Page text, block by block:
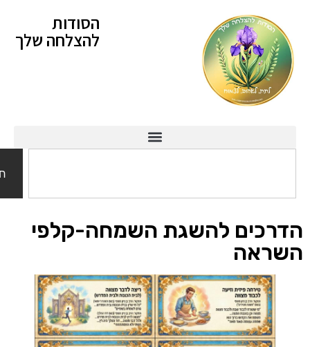
הסודות
להצלחה שלך
להשגת השמחה-קלפי